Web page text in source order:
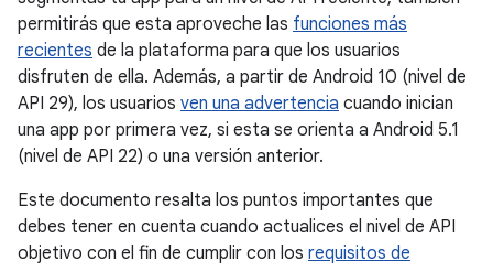
permitirás que esta aproveche las funciones más
recientes de la plataforma para que los usuarios
disfruten de ella. Además, a partir de Android 10 (nivel de
API 29), los usuarios ven una advertencia cuando inician
una app por primera vez, si esta se orienta a Android 5.1
(nivel de API 22) o una versión anterior.
Este documento resalta los puntos importantes que
debes tener en cuenta cuando actualices el nivel de API
objetivo con el fin de cumplir con los requisitos de